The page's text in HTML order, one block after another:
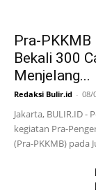
Pra-
Bekali 300
Menjelang...
Redaksi Bulir.id - 08/
Jakarta, BULIR.ID -
kegiatan Pra-
(Pra-PKKMB) pada